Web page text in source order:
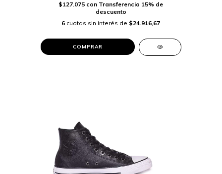
$127.075 con Transferencia 15% de
descuento
6 cuotas sin interés de $24.916,67
COMPRAR